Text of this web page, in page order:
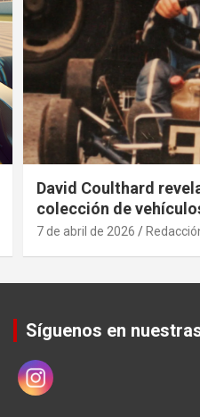
David Coulthard
colección de
7 de abril de 2026
Síguenos en